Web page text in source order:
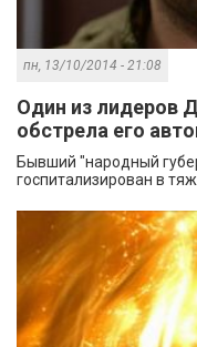
пн, 13/10/2014 - 21:08
Один из лидеров
обстрела его
Бывший "народный
госпитализирован в